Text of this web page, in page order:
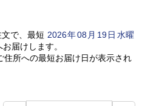
で、最短 2026年08 月 19日水曜
お届けします。
住所への最短お届け日が表示され